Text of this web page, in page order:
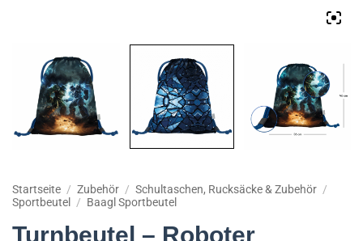
Startseite / Zubehör / Schultaschen, Rucksäcke & Zubehör /
Sportbeutel
/ Baagl Sportbeutel
Turnbeutel – Roboter